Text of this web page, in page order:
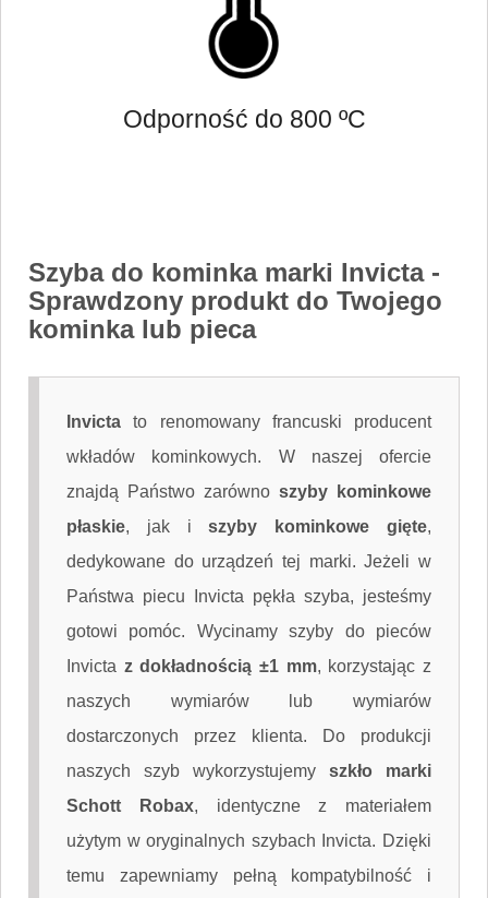
Odporność do 800 ºC
Szyba do kominka marki Invicta-
Sprawdzony produkt do Twojego
kominka lub pieca
Invicta to renomowany francuski producent
wkładów kominkowych. W naszej ofercie
znajdą Państwo zarówno szyby kominkowe
płaskie, jak iszyby kominkowe gięte,
dedykowane do urządzeń tej marki. Jeżeli w
Państwa piecu Invicta pękła szyba, jesteśmy
gotowi pomóc. Wycinamy szyby do pieców
Invicta z dokładnością ±1 mm, korzystając z
naszych wymiarów lub wymiarów
dostarczonych przez klienta. Do produkcji
naszych szyb wykorzystujemy szkło marki
Schott Robax, identyczne z materiałem
użytym w oryginalnych szybach Invicta. Dzięki
temu zapewniamy pełną kompatybilność i